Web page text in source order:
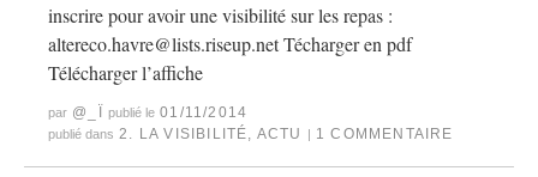
inscrire pour avoir une visibilité sur les repas :
altereco.havre@lists.riseup.net Técharger en pdf
Télécharger l’affiche
par @_Ï publié le 01/11/2014
publié dans 2. LA VISIBILITÉ ACTU | 1 COMMENTAIRE